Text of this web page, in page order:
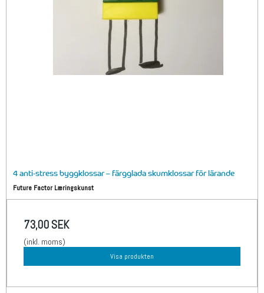
4 anti-stress byggklossar – färgglada skumklossar för lärande
Future Factor Læringskunst
73,00 SEK
(inkl. moms)
Visa produkten